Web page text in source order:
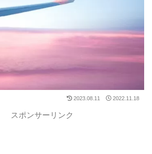
2023.08.11 2022.11.18
スポンサーリンク